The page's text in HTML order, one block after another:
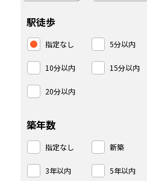
駅徒歩
指定なし 5分以内
10分以内 15分以内
20分以内
築年数
指定なし 新築
3年以内 5年以内